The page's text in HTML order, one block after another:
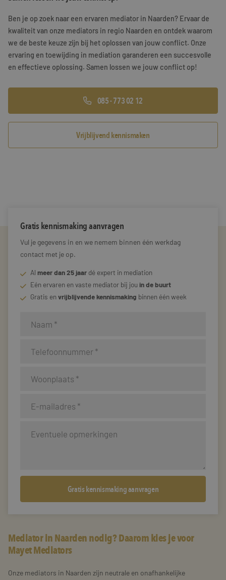
Training & Leiderschap
Referenties
Blogs
Documenten
Ben je op zoek naar een ervaren mediator in Naarden? Ervaar de
kwaliteit van onze mediators in regio Naarden en ontdek waarom
we de beste keuze zijn bij het oplossen van jouw conflict. Onze
ervaring en toewijding in mediation garanderen een succesvolle
en effectieve oplossing. Samen lossen we jouw conflict op!
085 - 773 02 12
Vrijblijvend kennismaken
Mediator in Naarden nodig? Daarom kies je voor
Mayet Mediators
Onze mediators in Naarden zijn neutrale en onafhankelijke
Gratis kennismaking aanvragen
Vul je gegevens in en we nemem binnen één werkdag
contact met je op.
Al meer dan 25 jaar dé expert in mediation
Eén ervaren en vaste mediator bij jou in de buurt
Gratis envrijblijvende kennismaking binnen één week